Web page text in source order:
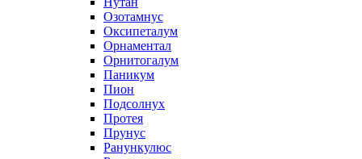
Озотамнус
Оксипеталум
Орнаментал
Орнитогалум
Паникум
Пион
Подсолнух
Протея
Прунус
Ранункулюс